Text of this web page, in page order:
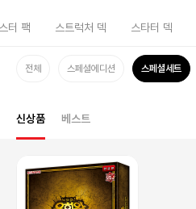
터 팩 스트럭처 덱 스타터 덱
전체 스페셜에디션 스페셜세트
신상품 베스트